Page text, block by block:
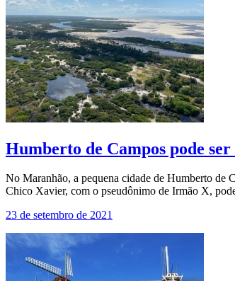
Humberto de Campos pode
No Maranhão, a pequena cidade de Humberto de
Chico Xavier, com o pseudônimo de Irmão X,
23 de setembro de 2021